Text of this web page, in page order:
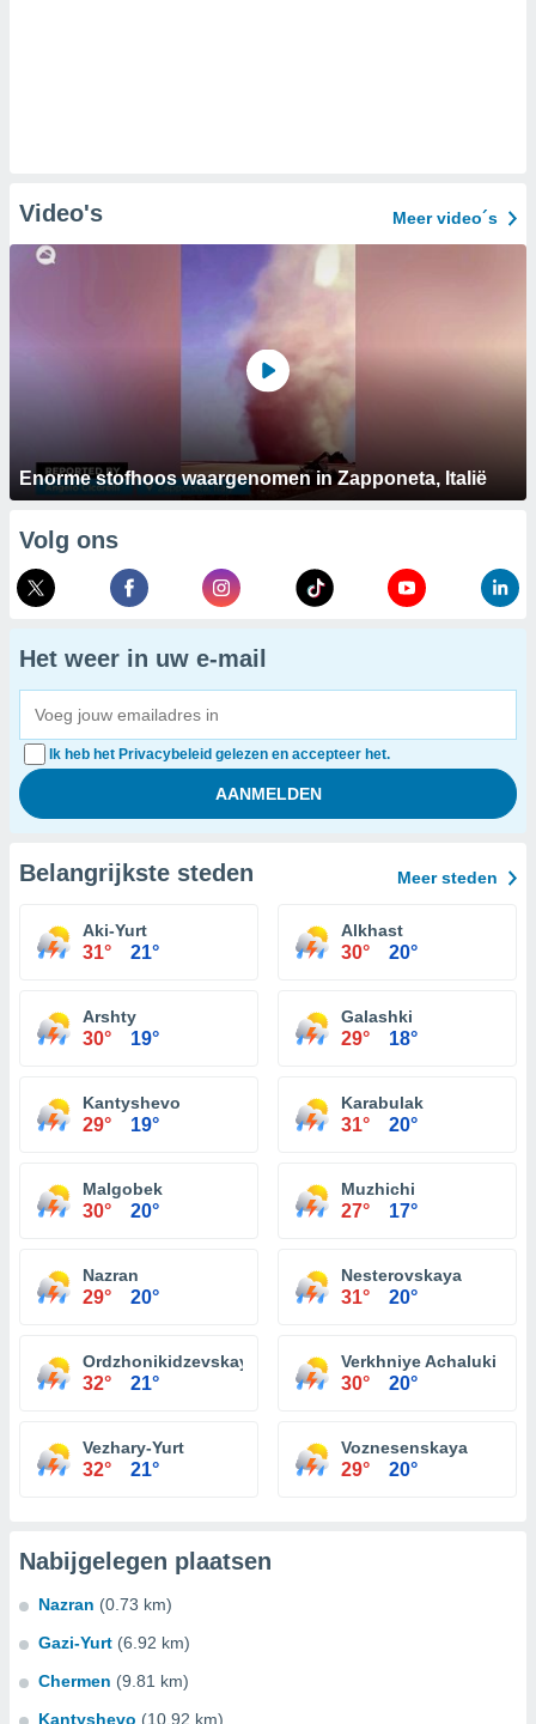
Video's Meer video´s
Enorme stofhoos waargenomen in Zapponeta, Italië
Volg ons
Het weer in uw e-mail
Ik heb het Privacybeleid gelezen en accepteer het.
Belangrijkste steden Meer steden
Aki-Yurt
31° 21°
Alkhast
30° 20°
Arshty
30° 19°
Galashki
29° 18°
Kantyshevo
29° 19°
Karabulak
31° 20°
Malgobek
30° 20°
Muzhichi
27° 17°
Nazran
29° 20°
Nesterovskaya
31° 20°
Ordzhonikidzevskaya
32° 21°
Verkhniye Achaluki
30° 20°
Vezhary-Yurt
32° 21°
Voznesenskaya
29° 20°
Nabijgelegen plaatsen
Nazran (0.73 km)
Gazi-Yurt (6.92 km)
Chermen (9.81 km)
Kantyshevo (10.92 km)